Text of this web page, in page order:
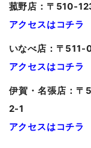
菰野店：〒510-
アクセスはコチラ
いなべ店：〒
アクセスはコチラ
伊賀・名張店：
2-1
アクセスはコチラ